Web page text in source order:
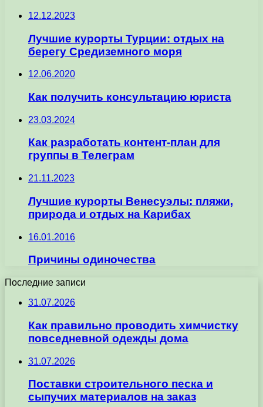
12.12.2023
Лучшие курорты Турции: отдых на
берегу Средиземного моря
12.06.2020
Как получить консультацию юриста
23.03.2024
Как разработать контент-план для
группы в Телеграм
21.11.2023
Лучшие курорты Венесуэлы: пляжи,
природа и отдых на Карибах
16.01.2016
Причины одиночества
Последние записи
31.07.2026
Как правильно проводить химчистку
повседневной одежды дома
31.07.2026
Поставки строительного песка и
сыпучих материалов на заказ